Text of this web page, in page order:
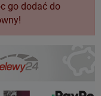
go dodać do